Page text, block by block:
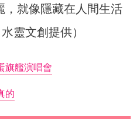
就像隱藏在人間生活
靈文創提供）
旗艦演唱會
的